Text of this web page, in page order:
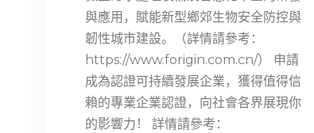
與應用，賦能新型鄉郊生物安全防控與
韌性城市建設。（詳情請參考：
https://www.forigin.com.cn/） 申請
成為認證可持續發展企業，獲得值得信
賴的專業企業認證，向社會各界展現你
的影響力！ 詳情請參考：